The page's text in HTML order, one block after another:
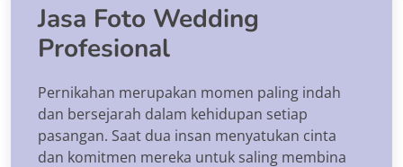
Jasa Foto Wedding
Profesional
Pernikahan merupakan momen paling indah
dan bersejarah dalam kehidupan setiap
pasangan. Saat dua insan menyatukan cinta
dan komitmen mereka untuk saling membina